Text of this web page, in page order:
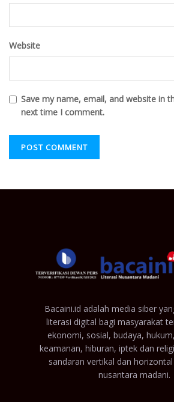
Website
Save my name, email, and website in
next time I comment.
Bacaini.id adalah media siber
literasi digital bagi masyarakat
ekonomi, sosial, budaya,
keamanan, hiburan, iptek dan
sandaran vertikal dan
nusantara madani.